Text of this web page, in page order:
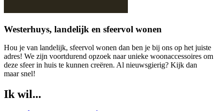
Westerhuys, landelijk en sfeervol wonen
Hou je van landelijk, sfeervol wonen dan ben je bij ons op het juiste
adres! We zijn voortdurend opzoek naar unieke woonaccessoires om
deze sfeer in huis te kunnen creëren. Al nieuwsgierig? Kijk dan
maar snel!
Ik wil...